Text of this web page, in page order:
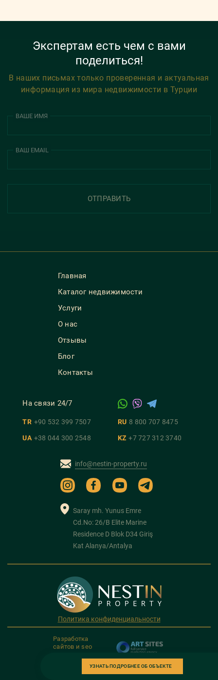
УЗНАТЬ ПОДРОБНЕЕ ОБ ОБЪЕКТЕ
Экспертам есть чем с вами
поделиться!
В наших письмах только проверенная и актуальная
информация из мира недвижимости в Турции
ВАШЕ ИМЯ
ВАШ EMAIL
ОТПРАВИТЬ
Главная
Каталог недвижимости
Услуги
О нас
Отзывы
Блог
Контакты
На связи 24/7
TR +90 532 399 7507 RU 8 800 707 8475
UA +38 044 300 2548 KZ +7 727 312 3740
info@nestin-property.ru
Saray mh. Yunus Emre
Cd.No: 26/B Elite Marine
Residence D Blok D34 Giriş
Kat Alanya/Antalya
Политика конфиденциальности
Разработка
сайтов и seo